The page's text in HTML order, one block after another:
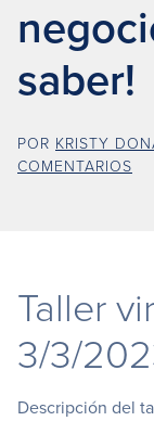
saber!
POR KRISTY
COMENTARIOS
Taller
3/3/
Descripción del